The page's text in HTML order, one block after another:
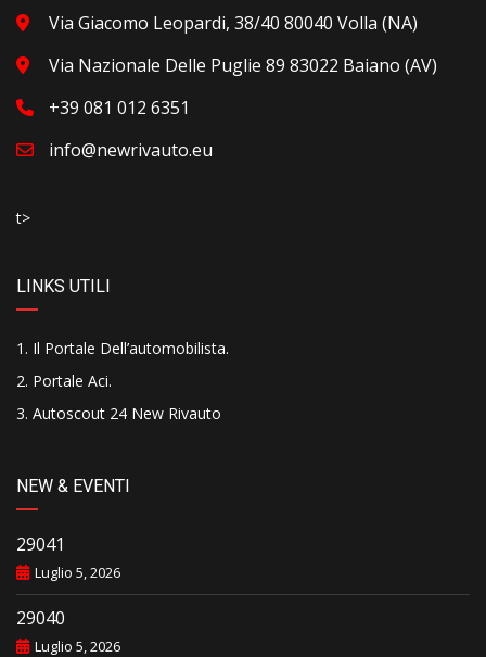
Via Giacomo Leopardi, 38/40 80040 Volla (NA)
Via Nazionale Delle Puglie 89 83022 Baiano (AV)
+39 081 012 6351
info@newrivauto.eu
t>
LINKS UTILI
Il Portale Dell’automobilista.
Portale Aci.
Autoscout 24 New Rivauto
NEW & EVENTI
29041
Luglio 5, 2026
29040
Luglio 5, 2026